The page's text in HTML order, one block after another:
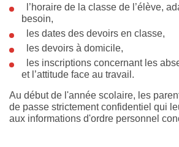
l’horaire de la classe de l’élève,
besoin,
les dates des devoirs en classe,
les devoirs à domicile,
les inscriptions concernant les
et l’attitude face au travail.
Au début de l'année scolaire, les
de passe strictement confidentiel qui
aux informations d'ordre personnel